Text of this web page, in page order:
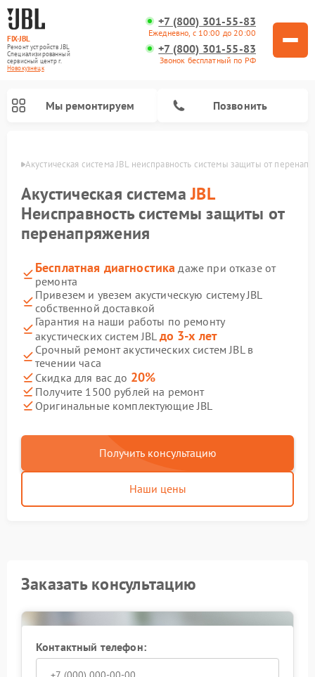
FIX-JBL
Ремонт устройств JBL
Специализированный
cервисный центр г.
Новокузнецк
+7 (800) 301-55-83
Ежедневно, с 10:00 до 20:00
+7 (800) 301-55-83
Звонок бесплатный по РФ
Мы ремонтируем Позвонить
Акустическая система JBL неисправность системы защиты от
Акустическая системаJBL
Неисправность системы защиты от
перенапряжения
Бесплатная диагностика даже при отказе от
ремонта
Привезем и увезем акустическую систему JBL
собственной доставкой
Гарантия на наши работы по ремонту
акустических систем JBL до 3-х лет
Срочный ремонт акустических систем JBL в
течении часа
Скидка для вас до 20%
Получите 1500 рублей на ремонт
Оригинальные комплектующие JBL
Получить консультацию
Наши цены
Заказать консультацию
Контактный телефон: